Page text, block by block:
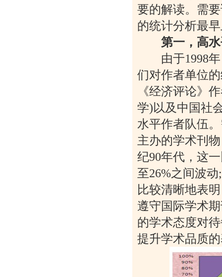
要的解读。需
的统计分析最
第一，高
由于1998年
们对作者单位
《经济评论》
学)以及中国社
水平作者队伍
主办的学术刊
纪90年代，这
至26%之间波
比较清晰地表
遵守国际学术
的学术态度对
提升学术品质